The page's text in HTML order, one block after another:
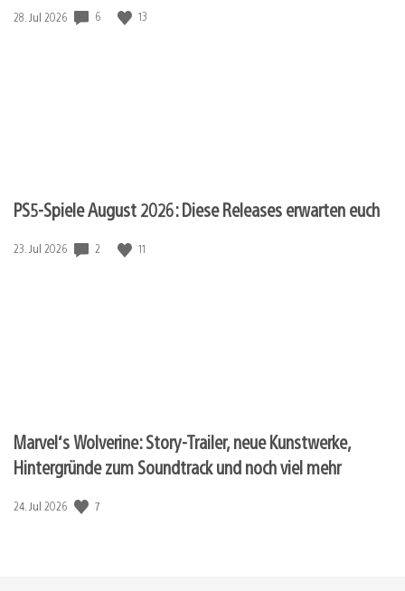
Veröffentlichungsdatum:
28. Jul 2026 6 13
PS5-Spiele August 2026: Diese Releases erwarten euch
Veröffentlichungsdatum:
23. Jul 2026 2 11
Marvel‘s Wolverine: Story-Trailer, neue Kunstwerke,
Hintergründe zum Soundtrack und noch viel mehr
Veröffentlichungsdatum:
24. Jul 2026 7